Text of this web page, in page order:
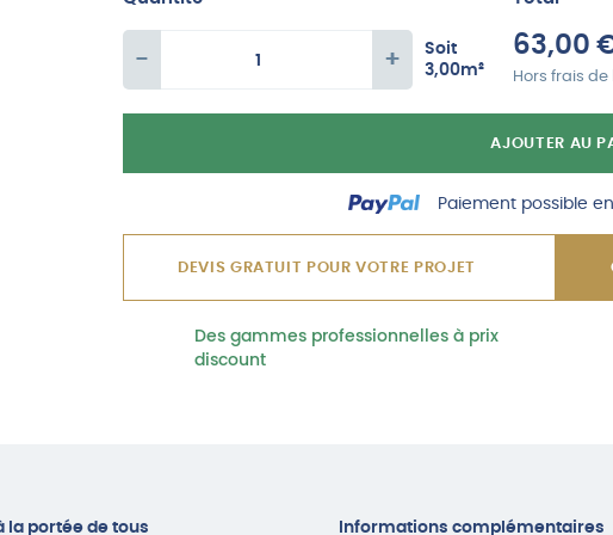
-
de
amovible
50cm*50cm
+
Soit
3,00m²
63,00
Hors frais de
AJOUTER AU
Paiement possible
DEVIS GRATUIT POUR VOTRE PROJET
Des gammes professionnelles à prix
discount
la portée de tous Informations complémentaires